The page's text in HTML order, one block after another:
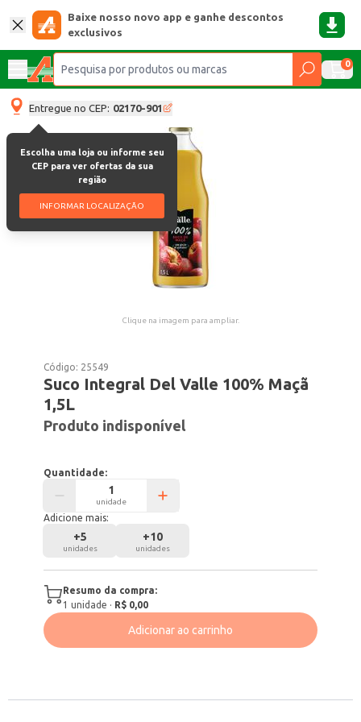
Baixe nosso novo app e ganhe descontos
exclusivos
0
Entregue no CEP: 02170-901
Escolha uma loja ou informe seu
CEP para ver ofertas da sua
região
INFORMAR LOCALIZAÇÃO
Clique na imagem para ampliar.
Código: 25549
Suco Integral Del Valle 100% Maçã
1,5L
Produto indisponível
Quantidade:
unidade
Adicione mais:
+5
unidades
+10
unidades
Resumo da compra:
1 unidade · R$ 0,00
Adicionar ao carrinho